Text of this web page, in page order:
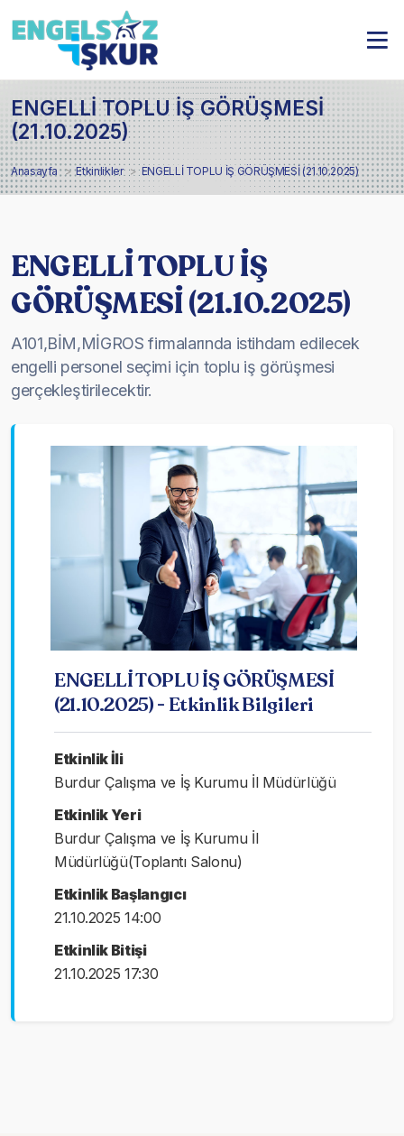
ENGELLİ TOPLU İŞ GÖRÜŞMESİ
(21.10.2025)
Anasayfa Etkinlikler ENGELLİ TOPLU İŞ GÖRÜŞMESİ (21.10.2025)
ENGELLİ TOPLU İŞ
GÖRÜŞMESİ (21.10.2025)
A101,BİM,MİGROS firmalarında istihdam edilecek
engelli personel seçimi için toplu iş görüşmesi
gerçekleştirilecektir.
ENGELLİ TOPLU İŞ GÖRÜŞMESİ
(21.10.2025) - Etkinlik Bilgileri
Etkinlik İli
Burdur Çalışma ve İş Kurumu İl Müdürlüğü
Etkinlik Yeri
Burdur Çalışma ve İş Kurumu İl
Müdürlüğü(Toplantı Salonu)
Etkinlik Başlangıcı
21.10.2025 14:00
Etkinlik Bitişi
21.10.2025 17:30